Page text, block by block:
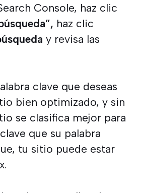
Console, haz clic
haz clic
y revisa las
clave que deseas
bien optimizado, y sin
se clasifica mejor para
que su palabra
tu sitio puede estar